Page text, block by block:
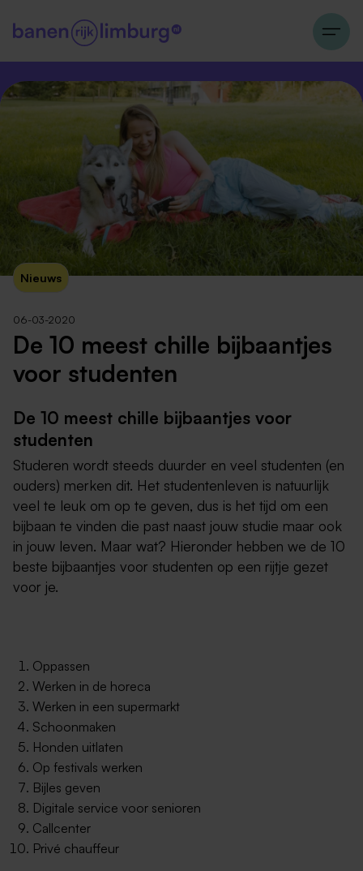
Nieuws
06-03-2020
De 10 meest chille bijbaantjes
voor studenten
De 10 meest chille bijbaantjes voor
studenten
Studeren wordt steeds duurder en veel studenten (en
ouders) merken dit. Het studentenleven is natuurlijk
veel te leuk om op te geven, dus is het tijd om een
bijbaan te vinden die past naast jouw studie maar ook
in jouw leven. Maar wat? Hieronder hebben we de 10
beste bijbaantjes voor studenten op een rijtje gezet
voor je.
Oppassen
Werken in de horeca
Werken in een supermarkt
Schoonmaken
Honden uitlaten
Op festivals werken
Bijles geven
Digitale service voor senioren
Callcenter
Privé chauffeur